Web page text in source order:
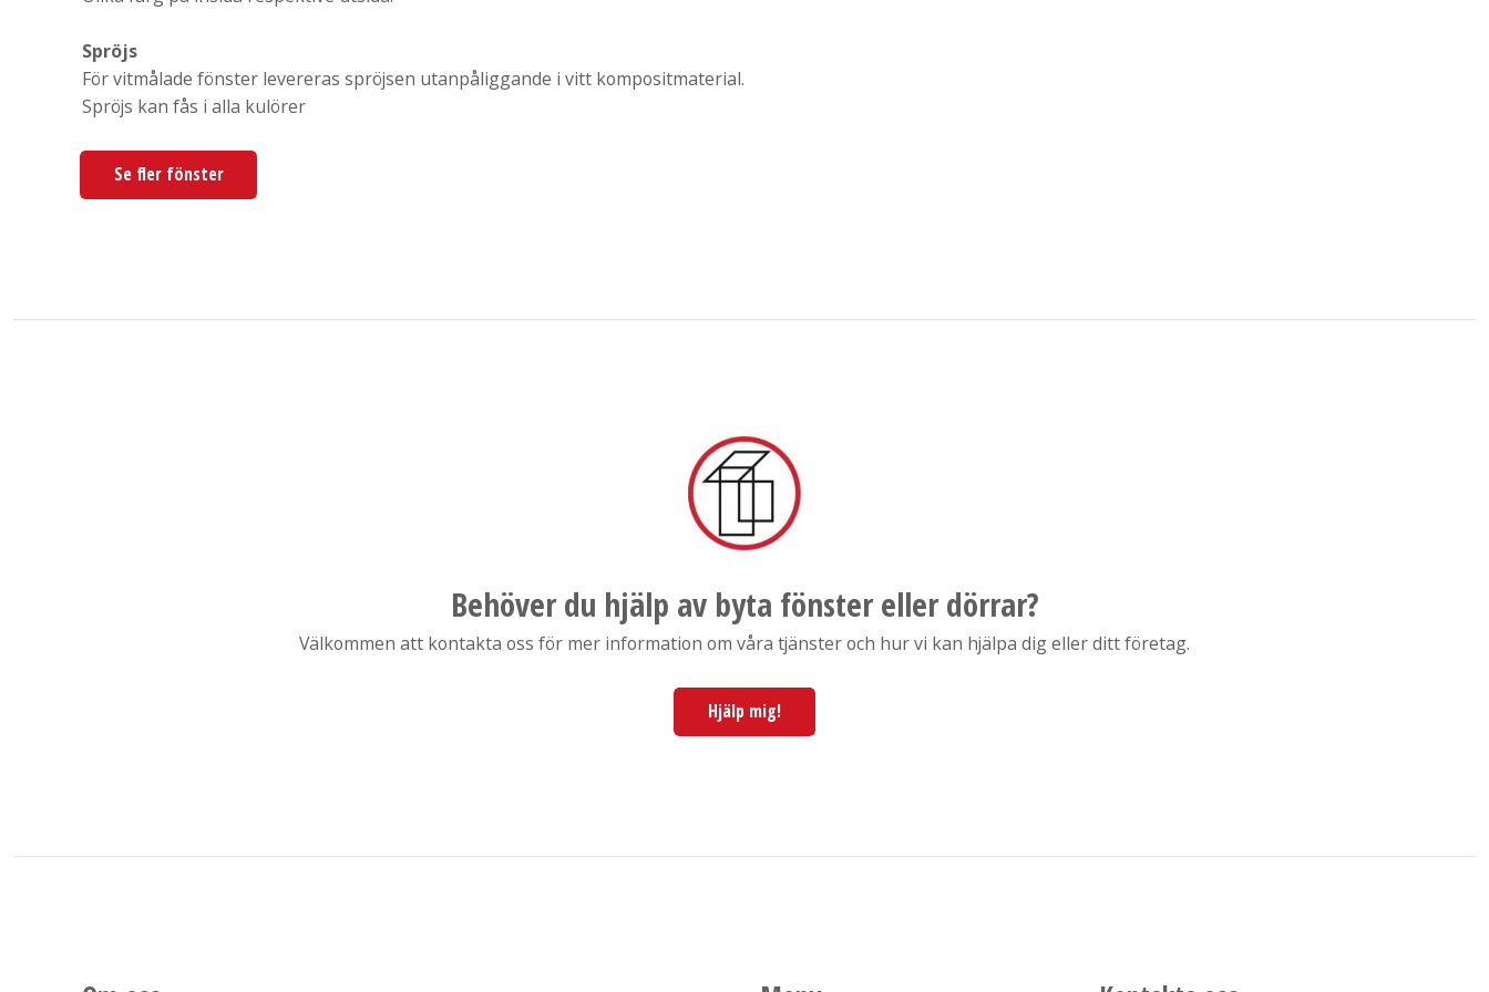
Spröjs
För vitmålade fönster levereras spröjsen utanpåliggande i vitt kompositmaterial.
Spröjs kan fås i alla kulörer
Se fler fönster
Behöver du hjälp av byta fönster eller dörrar?
Välkommen att kontakta oss för mer information om våra tjänster och hur vi kan hjälpa dig eller ditt företag.
Hjälp mig!